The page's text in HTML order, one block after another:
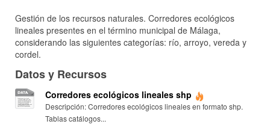
Gestión de los recursos naturales. Corredores ecológicos
lineales presentes en el término municipal de Málaga,
considerando las siguientes categorías: río, arroyo, vereda y
cordel.
Datos y Recursos
Corredores ecológicos lineales shp
Descripción: Corredores ecológicos lineales en formato shp.
Tablas catálogos...